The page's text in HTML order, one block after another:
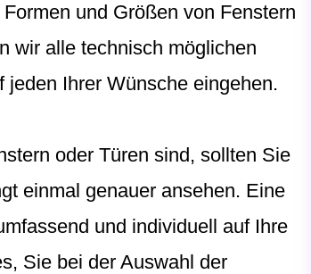
und Größen von Fenstern
wir alle technisch möglichen
Ihrer Wünsche eingehen.
oder Türen sind, sollten Sie
einmal genauer ansehen. Eine
und individuell auf Ihre
Sie bei der Auswahl der